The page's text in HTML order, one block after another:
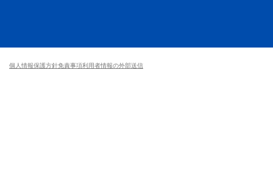
個人情報保護方針免責事項利用者情報の外部送信